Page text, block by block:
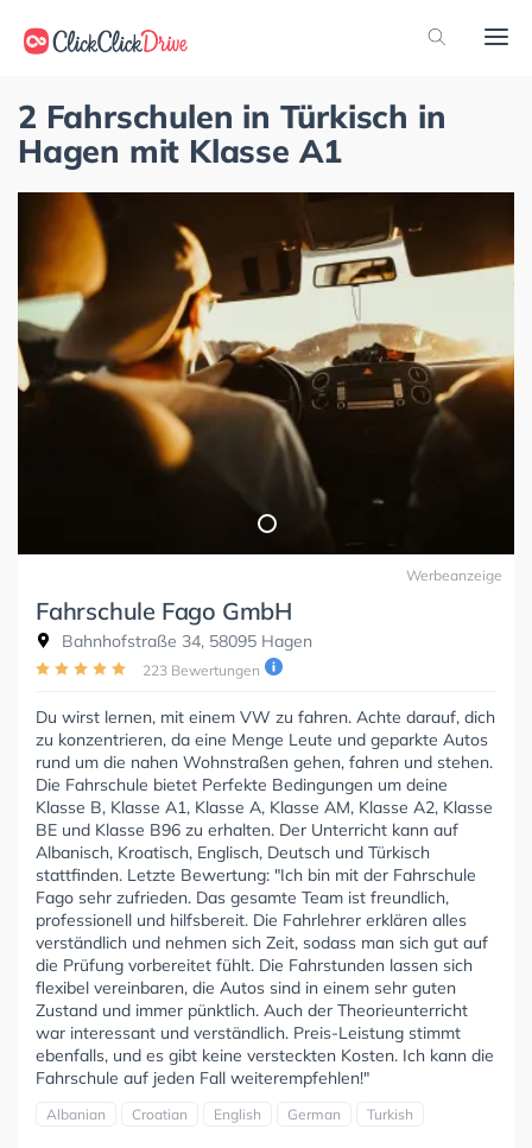
2 Fahrschulen in Türkisch in
Hagen mit Klasse A1
Werbeanzeige
Fahrschule Fago GmbH
Bahnhofstraße 34, 58095 Hagen
223 Bewertungen
Du wirst lernen, mit einem VW zu fahren. Achte darauf, dich
zu konzentrieren, da eine Menge Leute und geparkte Autos
rund um die nahen Wohnstraßen gehen, fahren und stehen.
Die Fahrschule bietet Perfekte Bedingungen um deine
Klasse B, Klasse A1, Klasse A, Klasse AM, Klasse A2, Klasse
BE und Klasse B96 zu erhalten. Der Unterricht kann auf
Albanisch, Kroatisch, Englisch, Deutsch und Türkisch
stattfinden. Letzte Bewertung: "Ich bin mit der Fahrschule
Fago sehr zufrieden. Das gesamte Team ist freundlich,
professionell und hilfsbereit. Die Fahrlehrer erklären alles
verständlich und nehmen sich Zeit, sodass man sich gut auf
die Prüfung vorbereitet fühlt. Die Fahrstunden lassen sich
flexibel vereinbaren, die Autos sind in einem sehr guten
Zustand und immer pünktlich. Auch der Theorieunterricht
war interessant und verständlich. Preis-Leistung stimmt
ebenfalls, und es gibt keine versteckten Kosten. Ich kann die
Fahrschule auf jeden Fall weiterempfehlen!"
Albanian Croatian English German Turkish